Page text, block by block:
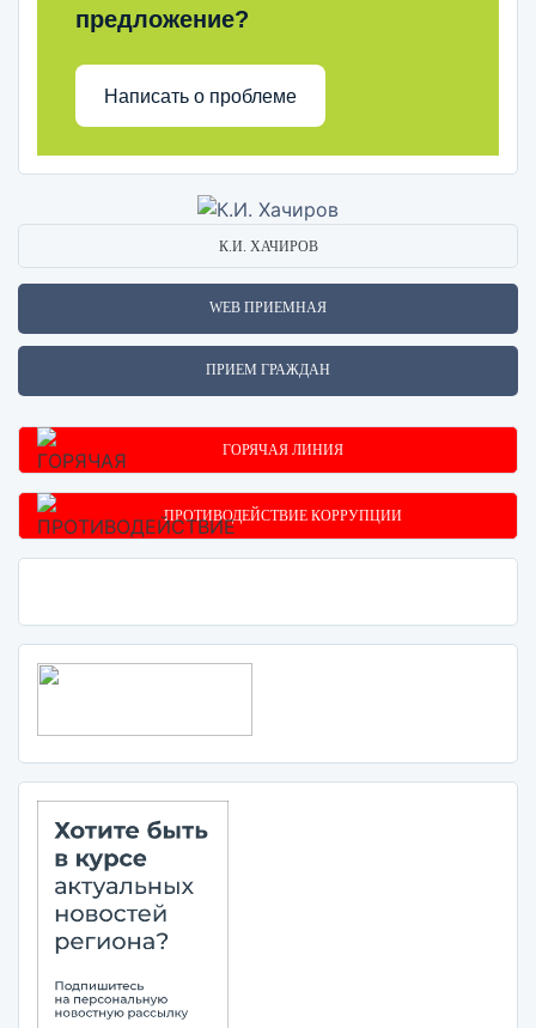
предложение?
Написать о проблеме
К.И. ХАЧИРОВ
WEB ПРИЕМНАЯ
ПРИЕМ ГРАЖДАН
ГОРЯЧАЯ ЛИНИЯ
ПРОТИВОДЕЙСТВИЕ КОРРУПЦИИ